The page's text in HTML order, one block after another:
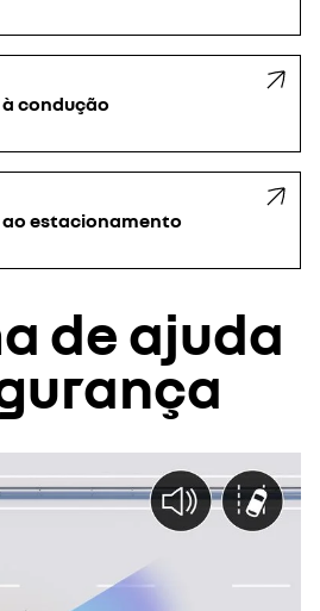
condução
estacionamento
de ajuda